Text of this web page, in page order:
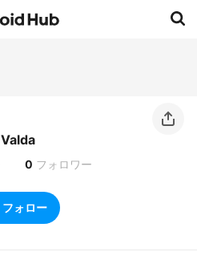
Valda
0 フォロワー
フォロー